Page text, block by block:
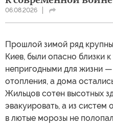
06.08.2026
Прошлой зимой ряд
Киев, были опасно близки
непригодными для жизни
отопления, а дома
Жильцов сотен высотных
эвакуировать, а из систем
в лютые морозы не